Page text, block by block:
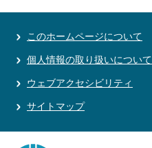
このホームページについて
個人情報の取り扱いについて
ウェブアクセシビリティ
サイトマップ